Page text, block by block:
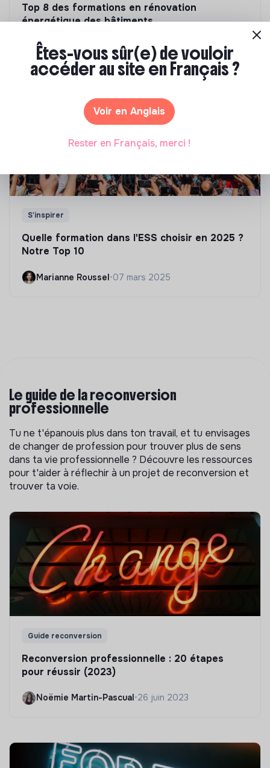
Top 8 des formations en rénovation
énergétique des bâtiments
Marianne Roussel 21 janvier 2025
S'inspirer
Quelle formation dans l'ESS choisir en 2025 ?
Notre Top 10
Marianne Roussel•07 mars 2025
Le guide de la reconversion
professionnelle
Tu ne t'épanouis plus dans ton travail, et tu envisages
de changer de profession pour trouver plus de sens
dans ta vie professionnelle ? Découvre les ressources
pour t'aider à réflechir à un projet de reconversion et
trouver ta voie.
Guide reconversion
Reconversion professionnelle : 20 étapes
pour réussir (2023)
Noëmie Martin-Pascual •26 juin 2023
Êtes-vous sûr(e) de vouloir
accéder au site en Français ?
Voir en Anglais
Rester en Français, merci !